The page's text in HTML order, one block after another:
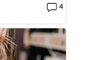
4